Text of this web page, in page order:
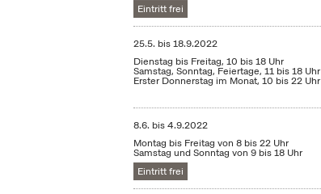
Eintritt frei
25.5. bis18.9.2022
Dienstag bis Freitag, 10 bis 18 Uhr
Samstag, Sonntag, Feiertage, 11 bis 18 Uhr
Erster Donnerstag im Monat, 10 bis 22 Uhr
8.6. bis4.9.2022
Montag bis Freitag von 8 bis 22 Uhr
Samstag und Sonntag von 9 bis 18 Uhr
Eintritt frei